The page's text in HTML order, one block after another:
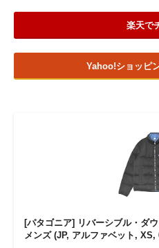
楽天で
Yahoo!ショッピ
[パタゴニア] リバーシブル・ダ
メンズ (JP, アルファベット,